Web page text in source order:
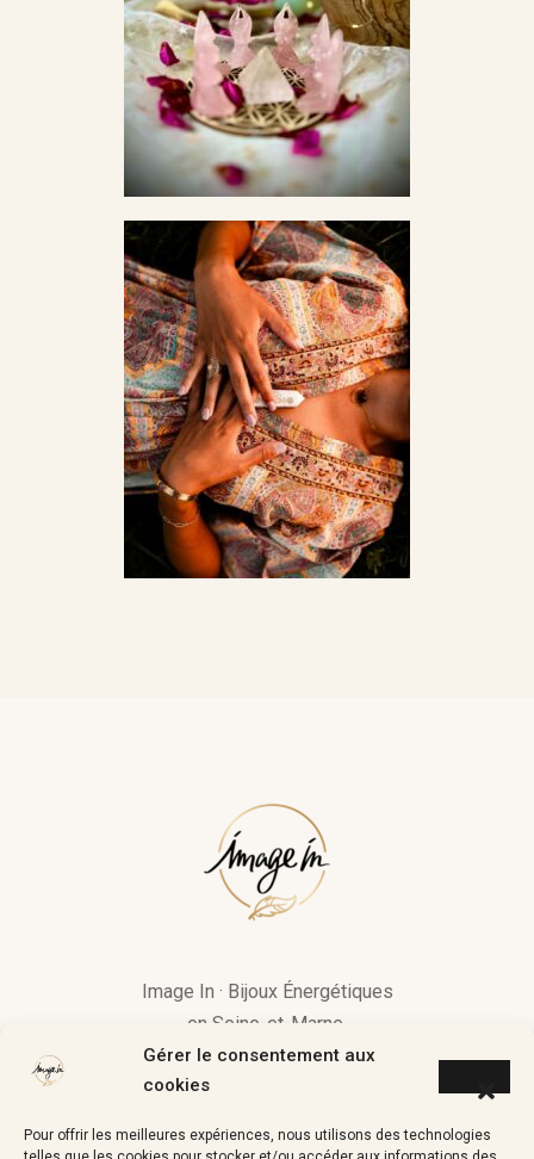
Gérer le consentement aux
cookies
Pour offrir les meilleures expériences, nous utilisons des technologies
Image In · Bijoux Énergétiques
en Seine-et-Marne.
« Si une pierre vous attire, c’est
apporter »